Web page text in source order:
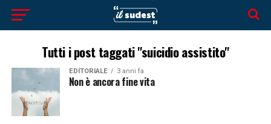
Tutti i post taggati "suicidio assistito"
EDITORIALE 3 anni fa
Non è ancora fine vita